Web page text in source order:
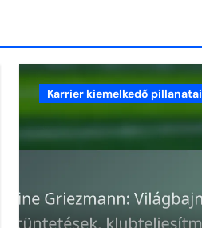
Karrier kiemelkedő pillanatai